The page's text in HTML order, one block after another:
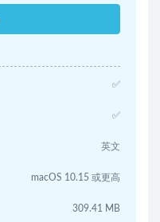
✅
✅
英文
macOS 10.15 或更高
309.41 MB